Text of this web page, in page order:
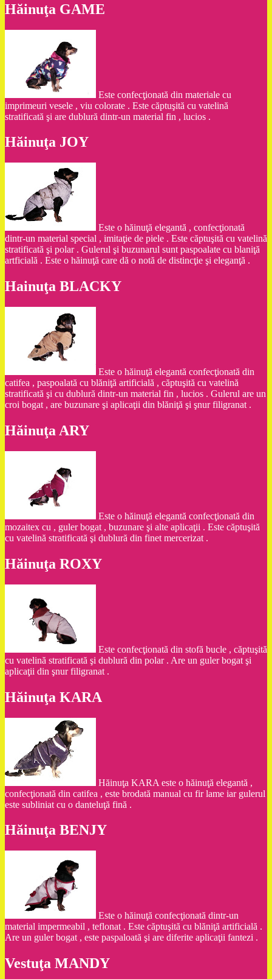
Hăinuţa GAME
Este confecţionată din materiale cu
imprimeuri vesele , viu colorate . Este căptuşită cu vatelină
stratificată şi are dublură dintr-un material fin , lucios .
Hăinuţa JOY
Este o hăinuţă elegantă , confecţionată
dintr-un material special , imitaţie de piele . Este căptuşită cu vatelină
stratificată şi polar . Gulerul şi buzunarul sunt paspoalate cu blaniţă
artficială . Este o hăinuţă care dă o notă de distincţie şi eleganţă .
Hainuţa BLACKY
Este o hăinuţă elegantă confecţionată din
catifea , paspoalată cu blăniţă artificială , căptuşită cu vatelină
stratificată şi cu dublură dintr-un material fin , lucios . Gulerul are un
croi bogat , are buzunare şi aplicaţii din blăniţă şi şnur filigranat .
Hăinuţa ARY
Este o hăinuţă elegantă confecţionată din
mozaitex cu , guler bogat , buzunare şi alte aplicaţii . Este căptuşită
cu vatelină stratificată şi dublură din finet mercerizat .
Hăinuţa ROXY
Este confecţionată din stofă bucle , căptuşită
cu vatelină stratificată şi dublură din polar . Are un guler bogat şi
aplicaţii din şnur filigranat .
Hăinuţa KARA
Hăinuţa KARA este o hăinuţă elegantă ,
confecţionată din catifea , este brodată manual cu fir lame iar gulerul
este subliniat cu o danteluţă fină .
Hăinuţa BENJY
Este o hăinuţă confecţionată dintr-un
material impermeabil , teflonat . Este căptuşită cu blăniţă artificială .
Are un guler bogat , este paspaloată şi are diferite aplicaţii fantezi .
Vestuţa MANDY